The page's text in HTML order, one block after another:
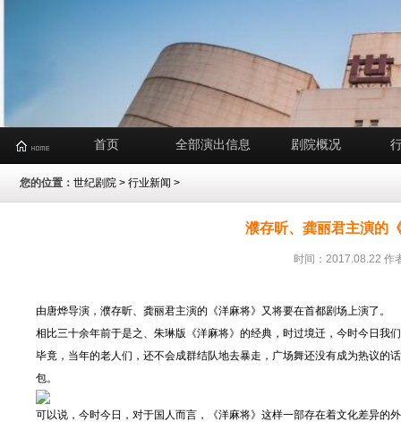
首页 全部演出信息 剧院概况
您的位置： 世纪剧院 > 行业新闻 >
濮存昕、龚丽君主演的
时间：2017.08.22 作
由唐烨导演，濮存昕、龚丽君主演的《洋麻将》又将要在首都剧场上演了。
相比三十余年前于是之、朱琳版《洋麻将》的经典，时过境迁，今时今日我
毕竟，当年的老人们，还不会成群结队地去暴走，广场舞还没有成为热议的
包。
可以说，今时今日，对于国人而言，《洋麻将》这样一部存在着文化差异的